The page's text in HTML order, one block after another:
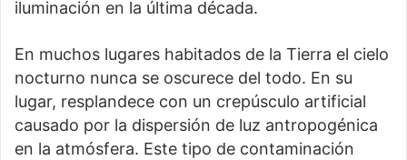
iluminación en la última década.
En muchos lugares habitados de la Tierra el cielo
nocturno nunca se oscurece del todo. En su
lugar, resplandece con un crepúsculo artificial
causado por la dispersión de luz antropogénica
en la atmósfera. Este tipo de contaminación